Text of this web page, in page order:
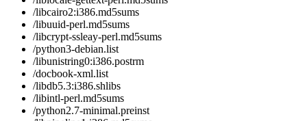
/libcairo2:i386.md5sums
/libuuid-perl.md5sums
/libcrypt-ssleay-perl.md5sums
/python3-debian.list
/libunistring0:i386.postrm
/docbook-xml.list
/libdb5.3:i386.shlibs
/libintl-perl.md5sums
/python2.7-minimal.preinst